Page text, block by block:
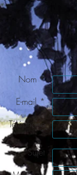
Nom *
E-mail *
Téléphone
*
Sujet